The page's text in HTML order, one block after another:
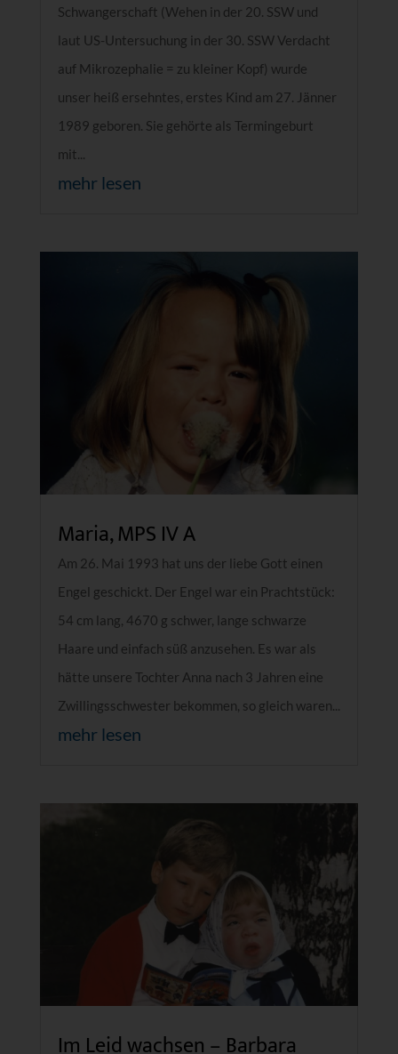
Schwangerschaft (Wehen in der 20. SSW und
laut US-Untersuchung in der 30. SSW Verdacht
auf Mikrozephalie = zu kleiner Kopf) wurde
unser heiß ersehntes, erstes Kind am 27. Jänner
1989 geboren. Sie gehörte als Termingeburt
mit...
mehr lesen
Maria, MPS IV A
Am 26. Mai 1993 hat uns der liebe Gott einen
Engel geschickt. Der Engel war ein Prachtstück:
54 cm lang, 4670 g schwer, lange schwarze
Haare und einfach süß anzusehen. Es war als
hätte unsere Tochter Anna nach 3 Jahren eine
Zwillingsschwester bekommen, so gleich waren...
mehr lesen
Im Leid wachsen – Barbara